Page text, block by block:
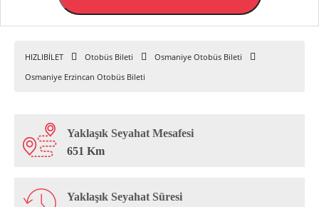
HIZLIBİLET Otobüs Bileti
Osmaniye Otobüs Bileti
Osmaniye Erzincan Otobüs Bileti
Yaklaşık Seyahat Mesafesi
651 Km
Yaklaşık Seyahat Süresi